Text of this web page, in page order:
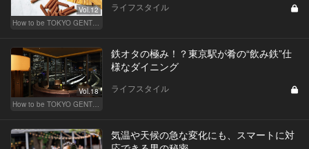
Vol.12
How to be TOKYO GENTS 東京人よ、紳士たれ！
ライフスタイル
Vol.18
How to be TOKYO GENTS 東京人よ、紳士たれ！
鉄オタの極み！？東京駅が肴の“飲み鉄”仕
様なダイニング
ライフスタイル
気温や天候の急な変化にも、スマートに対